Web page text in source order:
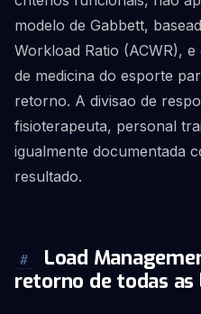
modelo de Gabbett,
Workload Ratio (ACWR),
de medicina do esporte
retorno. A divisao de
fisioterapeuta, personal
igualmente documentada
resultado.
#
Load
retorno de todas as